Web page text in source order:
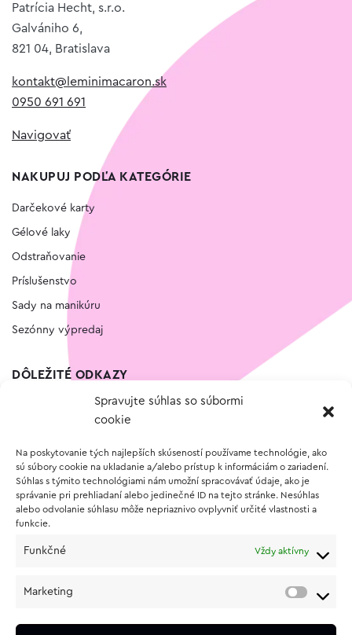
Spravujte súhlas so súbormi
cookie
Na poskytovanie tých najlepších skúseností používame technológie, ako
sú súbory cookie na ukladanie a/alebo prístup k informáciám o zariadení.
Súhlas s týmito technológiami nám umožní spracovávať údaje, ako je
správanie pri prehliadaní alebo jedinečné ID na tejto stránke. Nesúhlas
alebo odvolanie súhlasu môže nepriaznivo ovplyvniť určité vlastnosti a
funkcie.
Funkčné Vždy aktívny
Marketing
Patrícia Hecht, s.r.o.
Galvániho 6,
821 04, Bratislava
kontakt@leminimacaron.sk
0950 691 691
Navigovať
NAKUPUJ PODĽA KATEGÓRIE
Darčekové karty
Gélové laky
Odstraňovanie
Príslušenstvo
Sady na manikúru
Sezónny výpredaj
DÔLEŽITÉ ODKAZY
Vernostný program
O NÁKUPE
Vrátenie a reklamácia tovaru